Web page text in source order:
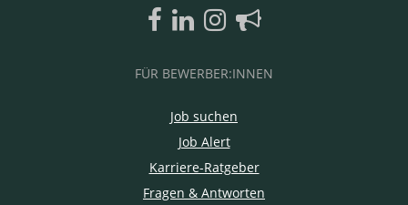
FÜR BEWERBER:INNEN
Job suchen
Job Alert
Karriere-Ratgeber
Fragen & Antworten